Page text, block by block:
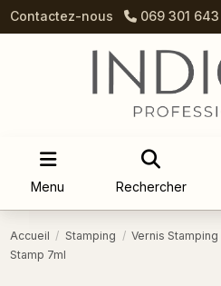
Contactez-nous 069 301 643
Menu Rechercher
Accueil Stamping Vernis Stamping
Stamp 7ml